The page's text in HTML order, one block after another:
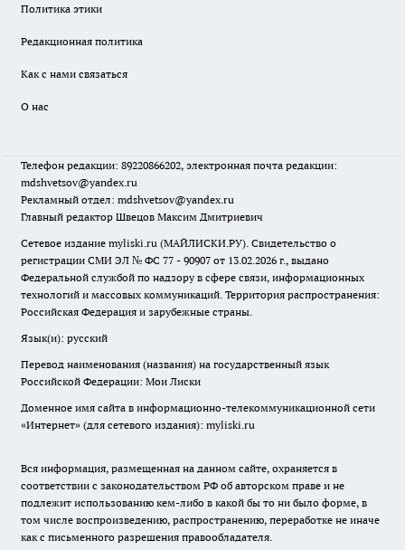
Политика этики
Редакционная политика
Как с нами связаться
О нас
Телефон редакции: 89220866202, электронная почта редакции:
mdshvetsov@yandex.ru
Рекламный отдел: mdshvetsov@yandex.ru
Главный редактор Швецов Максим Дмитриевич
Сетевое издание myliski.ru (МАЙЛИСКИ.РУ). Свидетельство о
регистрации СМИ ЭЛ № ФС 77 - 90907 от 13.02.2026 г., выдано
Федеральной службой по надзору в сфере связи, информационных
технологий и массовых коммуникаций. Территория распространения:
Российская Федерация и зарубежные страны.
Язык(и): русский
Перевод наименования (названия) на государственный язык
Российской Федерации: Мои Лиски
Доменное имя сайта в информационно-телекоммуникационной сети
«Интернет» (для сетевого издания): myliski.ru
Вся информация, размещенная на данном сайте, охраняется в
соответствии с законодательством РФ об авторском праве и не
подлежит использованию кем-либо в какой бы то ни было форме, в
том числе воспроизведению, распространению, переработке не иначе
как с письменного разрешения правообладателя.